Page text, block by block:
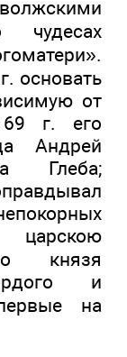
чудесах
основать
от
г. его
Андрей
Глеба;
царскою
князя
и
на